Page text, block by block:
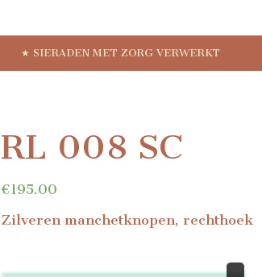
★ SIERADEN MET ZORG VERWERKT
RL 008 SC
€195.00
Zilveren manchetknopen, rechthoek